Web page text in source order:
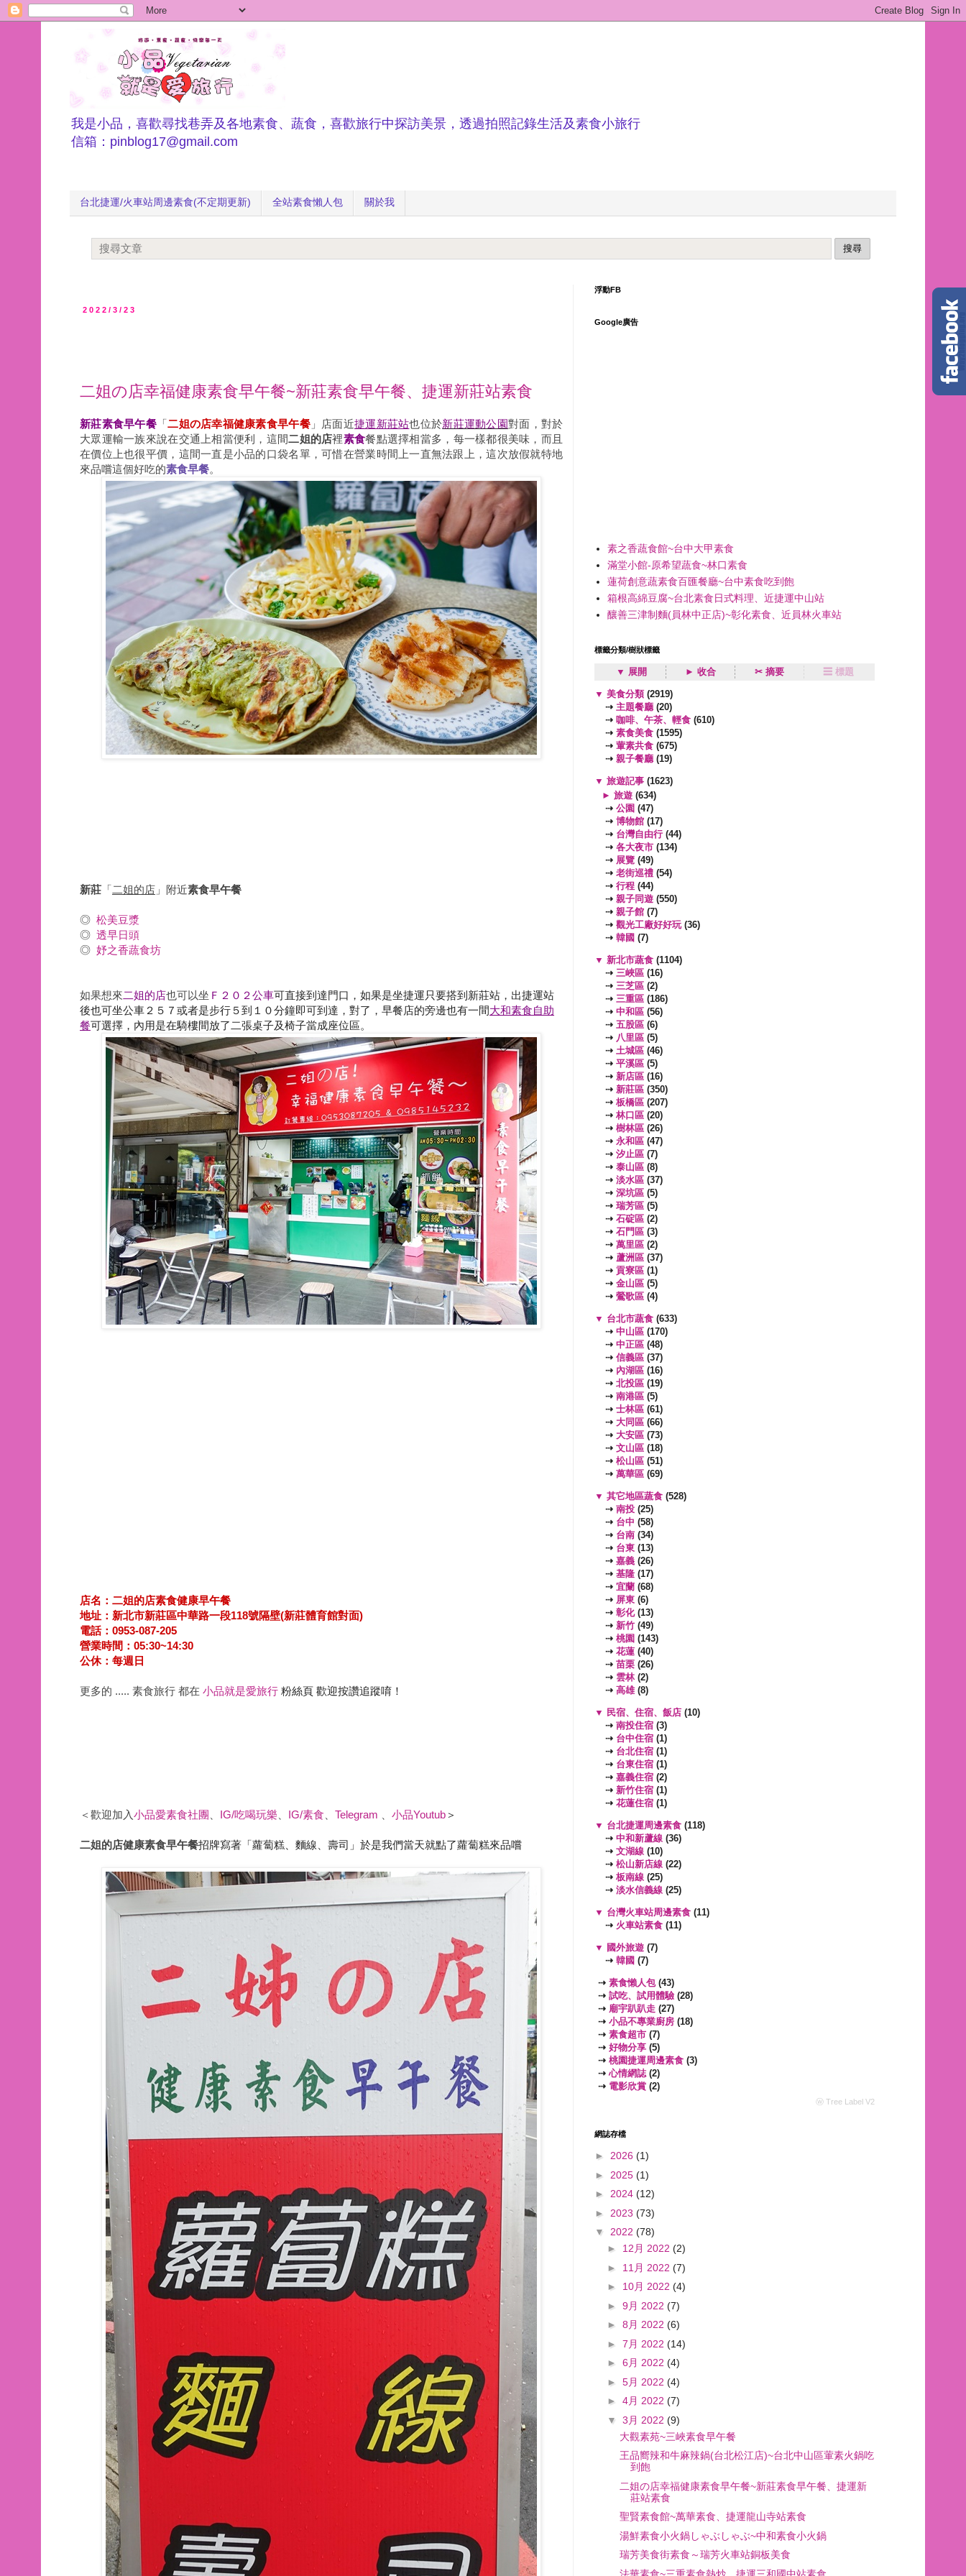
我是小品，喜歡尋找巷弄及各地素食、蔬食，喜歡旅行中探訪美景，透過拍照記錄生活及素食小旅行
信箱：pinblog17@gmail.com
台北捷運/火車站周邊素食(不定期更新) 全站素食懶人包 關於我
2022/3/23
二姐の店幸福健康素食早午餐~新莊素食早午餐、捷運新莊站素食
新莊素食早午餐「二姐の店幸福健康素食早午餐」店面近捷運新莊站也位於新莊運動公園對面，對於
大眾運輸一族來說在交通上相當便利，這間二姐的店裡素食餐點選擇相當多，每一樣都很美味，而且
在價位上也很平價，這間一直是小品的口袋名單，可惜在營業時間上一直無法跟上，這次放假就特地
來品嚐這個好吃的素食早餐。
新莊 「二姐的店 」附近素食早午餐
◎ 松美豆漿
◎ 透早日頭
◎ 妤之香蔬食坊
如果想來二姐的店也可以坐 Ｆ２０２公車可直接到達門口，如果是坐捷運只要搭到新莊站，出捷運站
後也可坐公車２５７或者是步行５到１０分鐘即可到達，對了，早餐店的旁邊也有一間大和素食自助
餐可選擇，內用是在騎樓間放了二張桌子及椅子當成座位區。
店名：二姐的店素食健康早午餐
地址：新北市新莊區中華路一段118號隔壁(新莊體育館對面)
電話：0953-087-205
營業時間： 05:30~14:30
公休：每週日
更多的 ..... 素食旅行 都在 小品就是愛旅行 粉絲頁 歡迎按讚追蹤唷！
＜歡迎加入小品愛素食社團 IG/吃喝玩樂 IG/素食 Telegram 小品Youtub＞
二姐的店健康素食早午餐招牌寫著「蘿蔔糕、麵線、壽司」於是我們當天就點了蘿蔔糕來品嚐
浮動FB
Google廣告
素之香蔬食館~台中大甲素食
滿堂小館-原希望蔬食~林口素食
蓮荷創意蔬素食百匯餐廳~台中素食吃到飽
箱根高綿豆腐~台北素食日式料理、近捷運中山站
釀善三津制麵(員林中正店)~彰化素食、近員林火車站
標籤分類/樹狀標籤
▼ 展開 ► 收合 ✂ 摘要 ☰ 標題
▼ 美食分類 (2919)
⇢ 主題餐廳 (20)
⇢ 咖啡、午茶、輕食 (610)
⇢ 素食美食 (1595)
⇢ 葷素共食 (675)
⇢ 親子餐廳 (19)
▼ 旅遊記事 (1623)
► 旅遊 (634)
⇢ 公園 (47)
⇢ 博物館 (17)
⇢ 台灣自由行 (44)
⇢ 各大夜市 (134)
⇢ 展覽 (49)
⇢ 老街巡禮 (54)
⇢ 行程 (44)
⇢ 親子同遊 (550)
⇢ 親子館 (7)
⇢ 觀光工廠好好玩(36)
⇢ 韓國 (7)
▼ 新北市蔬食 (1104)
⇢ 三峽區 (16)
⇢ 三芝區 (2)
⇢ 三重區 (186)
⇢ 中和區 (56)
⇢ 五股區 (6)
⇢ 八里區 (5)
⇢ 土城區 (46)
⇢ 平溪區 (5)
⇢ 新店區 (16)
⇢ 新莊區 (350)
⇢ 板橋區 (207)
⇢ 林口區 (20)
⇢ 樹林區 (26)
⇢ 永和區 (47)
⇢ 汐止區 (7)
⇢ 泰山區 (8)
⇢ 淡水區 (37)
⇢ 深坑區 (5)
⇢ 瑞芳區 (5)
⇢ 石碇區 (2)
⇢ 石門區 (3)
⇢ 萬里區 (2)
⇢ 蘆洲區 (37)
⇢ 貢寮區 (1)
⇢ 金山區 (5)
⇢ 鶯歌區 (4)
▼ 台北市蔬食 (633)
⇢ 中山區 (170)
⇢ 中正區 (48)
⇢ 信義區 (37)
⇢ 內湖區 (16)
⇢ 北投區 (19)
⇢ 南港區 (5)
⇢ 士林區 (61)
⇢ 大同區 (66)
⇢ 大安區 (73)
⇢ 文山區 (18)
⇢ 松山區 (51)
⇢ 萬華區 (69)
▼ 其它地區蔬食 (528)
⇢ 南投 (25)
⇢ 台中 (58)
⇢ 台南 (34)
⇢ 台東 (13)
⇢ 嘉義 (26)
⇢ 基隆 (17)
⇢ 宜蘭 (68)
⇢ 屏東 (6)
⇢ 彰化(13)
⇢ 新竹 (49)
⇢ 桃園 (143)
⇢ 花蓮 (40)
⇢ 苗栗 (26)
⇢ 雲林(2)
⇢ 高雄(8)
▼ 民宿、住宿、飯店 (10)
⇢ 南投住宿 (3)
⇢ 台中住宿 (1)
⇢ 台北住宿 (1)
⇢ 台東住宿 (1)
⇢ 嘉義住宿 (2)
⇢ 新竹住宿 (1)
⇢ 花蓮住宿 (1)
▼ 台北捷運周邊素食 (118)
⇢ 中和新蘆線 (36)
⇢ 文湖線 (10)
⇢ 松山新店線 (22)
⇢ 板南線 (25)
⇢ 淡水信義線 (25)
▼ 台灣火車站周邊素食 (11)
⇢ 火車站素食 (11)
▼ 國外旅遊 (7)
⇢ 韓國 (7)
⇢ 素食懶人包(43)
⇢ 試吃、試用體驗(28)
⇢ 廟宇趴趴走 (27)
⇢ 小品不專業廚房 (18)
⇢ 素食超市 (7)
⇢ 好物分享 (5)
⇢ 桃園捷運周邊素食 (3)
⇢心情網誌 (2)
⇢ 電影欣賞 (2)
ⓦ Tree Label V2
網誌存檔
► 2026 (1)
► 2025 (1)
► 2024 (12)
► 2023 (73)
▼ 2022 (78)
► 12月 2022 (2)
► 11月 2022 (7)
► 10月 2022 (4)
► 9月 2022 (7)
► 8月 2022 (6)
► 7月 2022 (14)
► 6月 2022 (4)
► 5月 2022 (4)
► 4月 2022 (7)
▼ 3月 2022 (9)
大觀素苑~三峽素食早午餐
王品嚮辣和牛麻辣鍋(台北松江店)~台北中山區葷素火鍋吃
到飽
二姐の店幸福健康素食早午餐~新莊素食早午餐、捷運新
莊站素食
聖賢素食館~萬華素食、捷運龍山寺站素食
湯鮮素食小火鍋しゃぶしゃぶ~中和素食小火鍋
瑞芳美食街素食～瑞芳火車站銅板美食
法華素食~三重素食熱炒、捷運三和國中站素食